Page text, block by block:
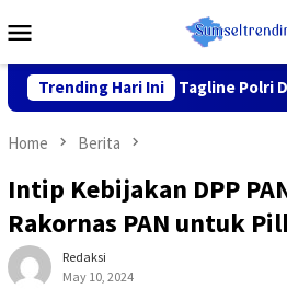
to
Menu
Trending Hari Ini
Nyaman” Tagline Polri Di Musim
Home Berita
Intip Kebijakan DPP
Rakornas PAN untuk
Redaksi
May 10, 2024